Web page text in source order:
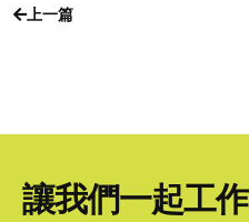
上一篇
讓我們一起工作